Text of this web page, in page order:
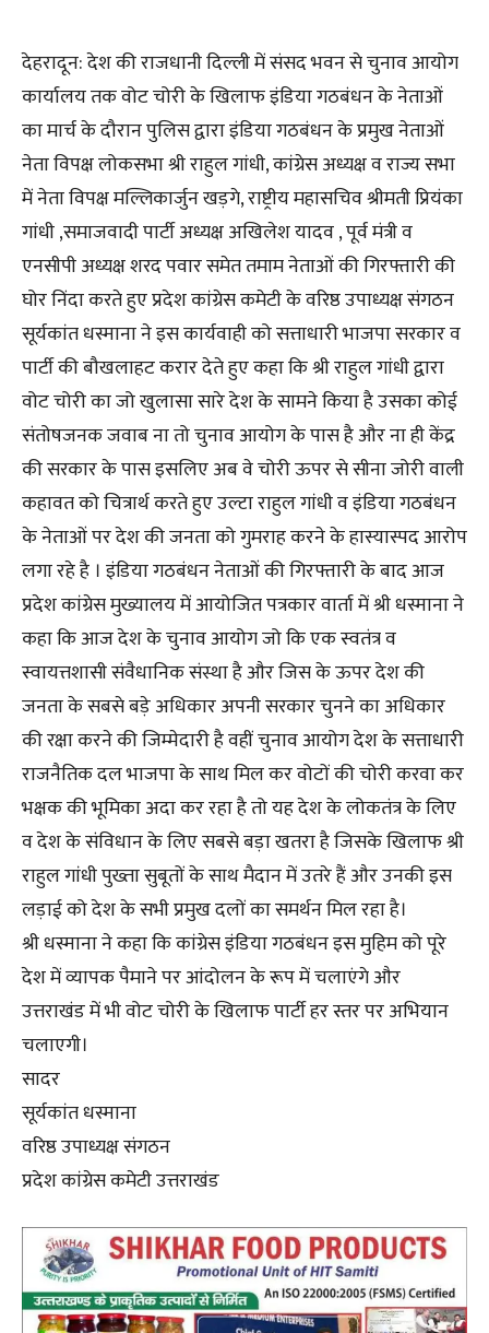
देहरादून: देश की राजधानी दिल्ली में संसद भवन से चुनाव आयोग
कार्यालय तक वोट चोरी के खिलाफ इंडिया गठबंधन के नेताओं
का मार्च के दौरान पुलिस द्वारा इंडिया गठबंधन के प्रमुख नेताओं
नेता विपक्ष लोकसभा श्री राहुल गांधी, कांग्रेस अध्यक्ष व राज्य सभा
में नेता विपक्ष मल्लिकार्जुन खड़गे, राष्ट्रीय महासचिव श्रीमती प्रियंका
गांधी ,समाजवादी पार्टी अध्यक्ष अखिलेश यादव , पूर्व मंत्री व
एनसीपी अध्यक्ष शरद पवार समेत तमाम नेताओं की गिरफ्तारी की
घोर निंदा करते हुए प्रदेश कांग्रेस कमेटी के वरिष्ठ उपाध्यक्ष संगठन
सूर्यकांत धस्माना ने इस कार्यवाही को सत्ताधारी भाजपा सरकार व
पार्टी की बौखलाहट करार देते हुए कहा कि श्री राहुल गांधी द्वारा
वोट चोरी का जो खुलासा सारे देश के सामने किया है उसका कोई
संतोषजनक जवाब ना तो चुनाव आयोग के पास है और ना ही केंद्र
की सरकार के पास इसलिए अब वे चोरी ऊपर से सीना जोरी वाली
कहावत को चित्रार्थ करते हुए उल्टा राहुल गांधी व इंडिया गठबंधन
के नेताओं पर देश की जनता को गुमराह करने के हास्यास्पद आरोप
लगा रहे है । इंडिया गठबंधन नेताओं की गिरफ्तारी के बाद आज
प्रदेश कांग्रेस मुख्यालय में आयोजित पत्रकार वार्ता में श्री धस्माना ने
कहा कि आज देश के चुनाव आयोग जो कि एक स्वतंत्र व
स्वायत्तशासी संवैधानिक संस्था है और जिस के ऊपर देश की
जनता के सबसे बड़े अधिकार अपनी सरकार चुनने का अधिकार
की रक्षा करने की जिम्मेदारी है वहीं चुनाव आयोग देश के सत्ताधारी
राजनैतिक दल भाजपा के साथ मिल कर वोटों की चोरी करवा कर
भक्षक की भूमिका अदा कर रहा है तो यह देश के लोकतंत्र के लिए
व देश के संविधान के लिए सबसे बड़ा खतरा है जिसके खिलाफ श्री
राहुल गांधी पुख्ता सुबूतों के साथ मैदान में उतरे हैं और उनकी इस
लड़ाई को देश के सभी प्रमुख दलों का समर्थन मिल रहा है।
श्री धस्माना ने कहा कि कांग्रेस इंडिया गठबंधन इस मुहिम को पूरे
देश में व्यापक पैमाने पर आंदोलन के रूप में चलाएंगे और
उत्तराखंड में भी वोट चोरी के खिलाफ पार्टी हर स्तर पर अभियान
चलाएगी।
सादर
सूर्यकांत धस्माना
वरिष्ठ उपाध्यक्ष संगठन
प्रदेश कांग्रेस कमेटी उत्तराखंड